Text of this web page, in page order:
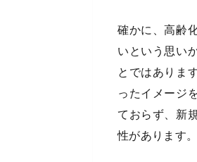
確かに、高齢
いという思い
とではありま
ったイメージ
ておらず、新
性があります。